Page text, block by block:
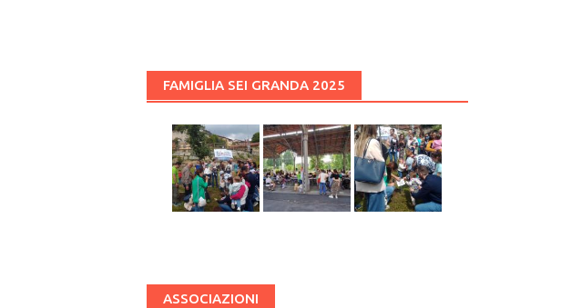
FAMIGLIA SEI GRANDA 2025
ASSOCIAZIONI